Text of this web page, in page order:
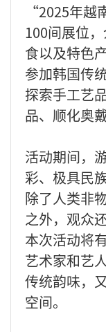
“2025年
100间展位
食以及特色
参加韩国传
探索手工艺
品、顺化奥
活动期间，
彩、极具民
除了人类非
之外，观众
本次活动将
艺术家和艺
传统韵味，
空间。